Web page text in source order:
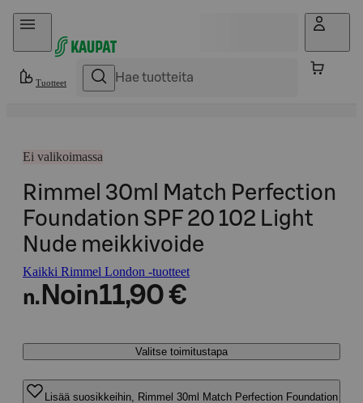
Hyppää sisältöön
Tuotteet
Ei valikoimassa
Rimmel 30ml Match Perfection
Foundation SPF 20 102 Light
Nude meikkivoide
Kaikki Rimmel London -tuotteet
n. Noin11,90 €
Valitse toimitustapa
Lisää suosikkeihin, Rimmel 30ml Match Perfection Foundation